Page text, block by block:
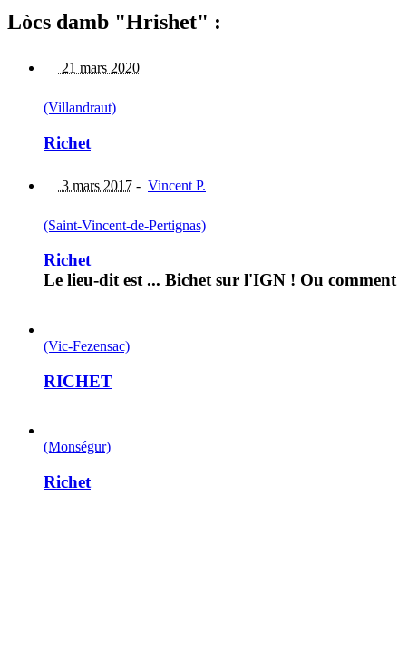
Lòcs damb "Hrishet" :
21 mars 2020
(Villandraut)
Richet
3 mars 2017 - Vincent P.
(Saint-Vincent-de-Pertignas)
Richet
Le lieu-dit est ... Bichet sur l'IGN ! Ou
(Vic-Fezensac)
RICHET
(Monségur)
Richet